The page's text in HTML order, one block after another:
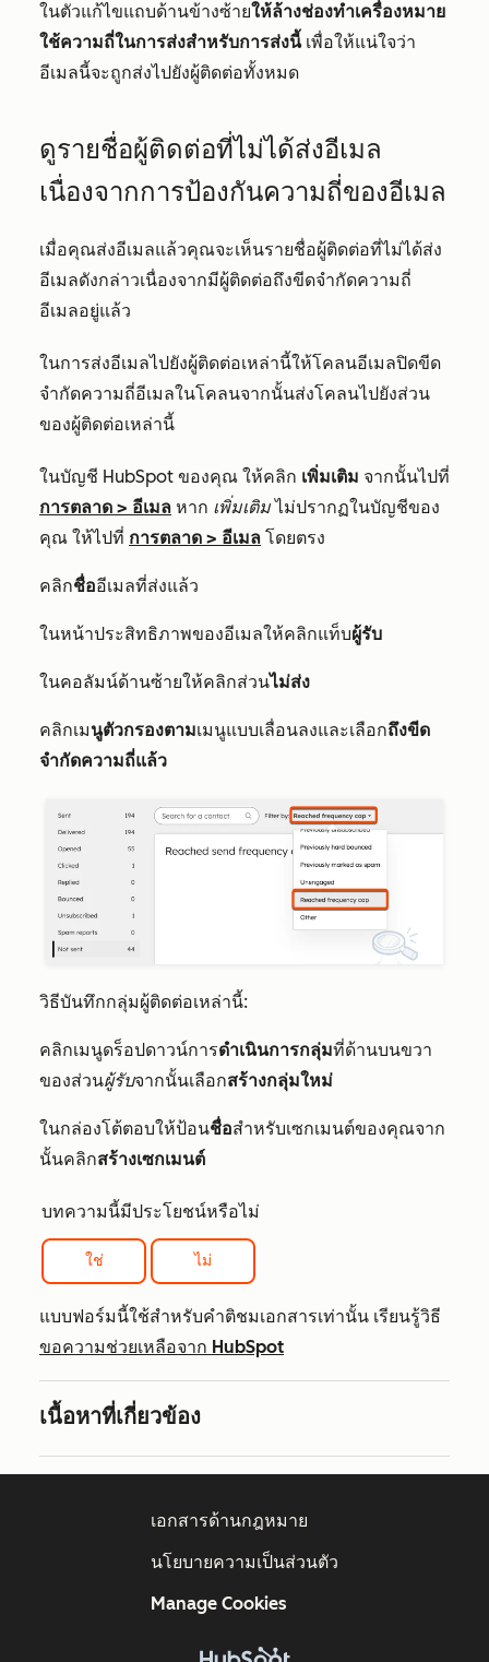
ในตัวแก้ไขแถบด้านข้างซ้ายให้ล้างช่องทำเครื่องหมาย
ใช้ความถี่ในการส่งสำหรับการส่งนี้ เพื่อให้แน่ใจว่า
อีเมลนี้จะถูกส่งไปยังผู้ติดต่อทั้งหมด
ดูรายชื่อผู้ติดต่อที่ไม่ได้ส่งอีเมล
เนื่องจากการป้องกันความถี่ของอีเมล
เมื่อคุณส่งอีเมลแล้วคุณจะเห็นรายชื่อผู้ติดต่อที่ไม่ได้ส่ง
อีเมลดังกล่าวเนื่องจากมีผู้ติดต่อถึงขีดจำกัดความถี่
อีเมลอยู่แล้ว
ในการส่งอีเมลไปยังผู้ติดต่อเหล่านี้ให้โคลนอีเมลปิดขีด
จำกัดความถี่อีเมลในโคลนจากนั้นส่งโคลนไปยังส่วน
ของผู้ติดต่อเหล่านี้
ในบัญชี HubSpot ของคุณ ให้คลิก เพิ่มเติม จากนั้นไปที่
การตลาด > อีเมล หาก เพิ่มเติมไม่ปรากฏในบัญชีของ
คุณ ให้ไปที่ การตลาด > อีเมล โดยตรง
คลิกชื่ออีเมลที่ส่งแล้ว
ในหน้าประสิทธิภาพของอีเมลให้คลิกแท็บผู้รับ
ในคอลัมน์ด้านซ้ายให้คลิกส่วนไม่ส่ง
คลิกเมนูตัวกรองตามเมนูแบบเลื่อนลงและเลือกถึงขีด
จำกัดความถี่แล้ว
วิธีบันทึกกลุ่มผู้ติดต่อเหล่านี้:
คลิกเมนูดร็อปดาวน์การดำเนินการกลุ่มที่ด้านบนขวา
ของส่วนผู้รับจากนั้นเลือกสร้างกลุ่มใหม่
ในกล่องโต้ตอบให้ป้อนชื่อสำหรับเซกเมนต์ของคุณจาก
นั้นคลิกสร้างเซกเมนต์
บทความนี้มีประโยชน์หรือไม่
ใช่ ไม่
แบบฟอร์มนี้ใช้สำหรับคำติชมเอกสารเท่านั้น เรียนรู้วิธี
ขอความช่วยเหลือจาก HubSpot
เนื้อหาที่เกี่ยวข้อง
เอกสารด้านกฎหมาย
นโยบายความเป็นส่วนตัว
Manage Cookies